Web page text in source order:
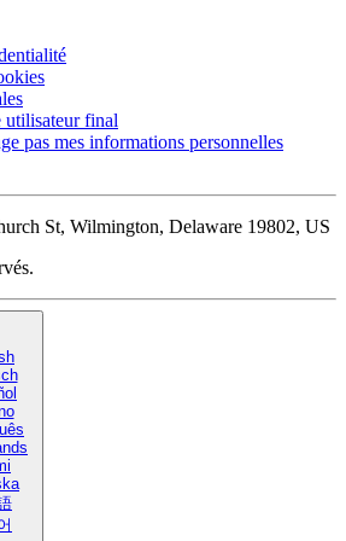
utilisateur final
pas mes informations personnelles
St, Wilmington, Delaware 19802, US